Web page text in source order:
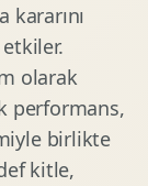
olarak
performans,
birlikte
kitle,